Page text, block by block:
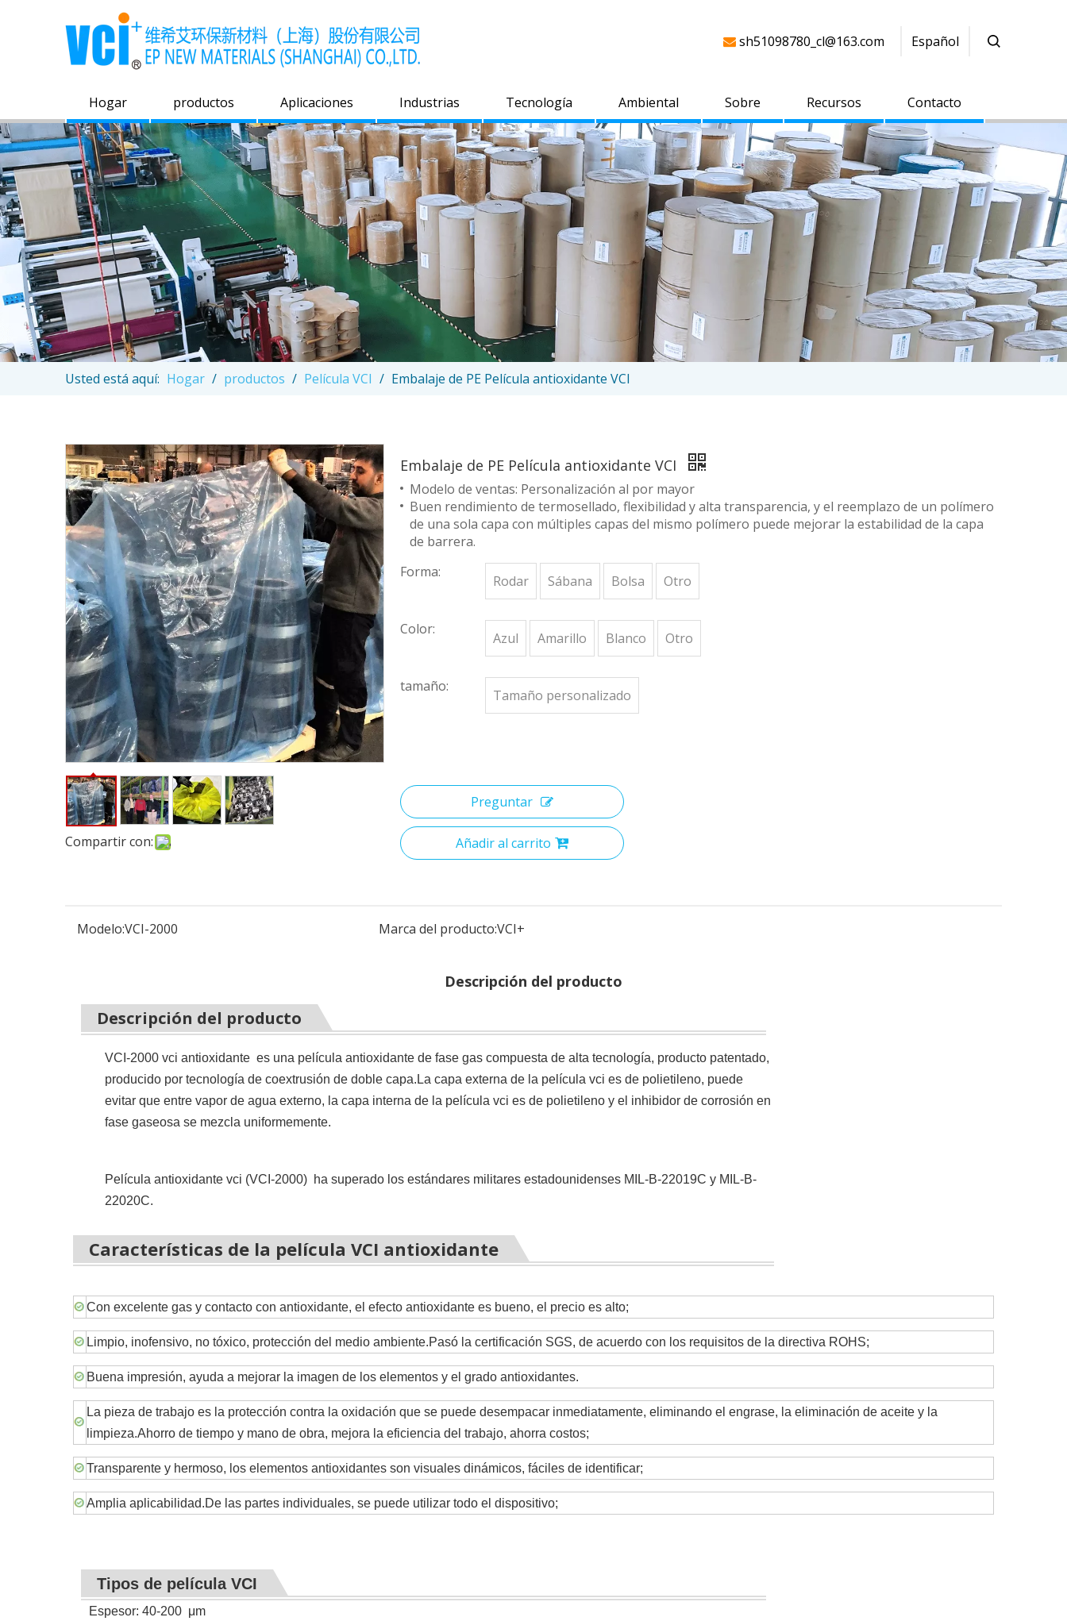
 sh51098780_cl@163.com Español
Hogar productos Aplicaciones Industrias Tecnología Ambiental Sobre Recursos Contacto
Usted está aquí: Hogar / productos / Película VCI / Embalaje de PE Película antioxidante VCI
Compartir con:
Embalaje de PE Película antioxidante VCI
Modelo de ventas: Personalización al por mayor
Buen rendimiento de termosellado, flexibilidad y alta transparencia, y el reemplazo de un polímero
de una sola capa con múltiples capas del mismo polímero puede mejorar la estabilidad de la capa
de barrera.
Forma:
Rodar Sábana Bolsa Otro
Color:
Azul Amarillo Blanco Otro
tamaño:
Tamaño personalizado
Preguntar
Añadir al carrito
Modelo:VCI-2000 Marca del producto:VCI+
Descripción del producto
Descripción del producto
VCI-2000 vci antioxidante es una película antioxidante de fase gas compuesta de alta tecnología, producto patentado,
producido por tecnología de coextrusión de doble capa.La capa externa de la película vci es de polietileno, puede
evitar que entre vapor de agua externo, la capa interna de la película vci es de polietileno y el inhibidor de corrosión en
fase gaseosa se mezcla uniformemente.
Película antioxidante vci (VCI-2000) ha superado los estándares militares estadounidenses MIL-B-22019C y MIL-B-
22020C.
Características de la película VCI antioxidante
Con excelente gas y contacto con antioxidante, el efecto antioxidante es bueno, el precio es alto;
Limpio, inofensivo, no tóxico, protección del medio ambiente.Pasó la certificación SGS, de acuerdo con los requisitos de la directiva ROHS;
Buena impresión, ayuda a mejorar la imagen de los elementos y el grado antioxidantes.
La pieza de trabajo es la protección contra la oxidación que se puede desempacar inmediatamente, eliminando el engrase, la eliminación de aceite y la
limpieza.Ahorro de tiempo y mano de obra, mejora la eficiencia del trabajo, ahorra costos;
Transparente y hermoso, los elementos antioxidantes son visuales dinámicos, fáciles de identificar;
Amplia aplicabilidad.De las partes individuales, se puede utilizar todo el dispositivo;
Tipos de película VCI
Espesor: 40-200 μm